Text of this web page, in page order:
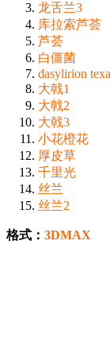
龙舌兰3
库拉索芦荟
芦荟
白僵菌
dasylirion
大戟1
大戟2
大戟3
小花橙花
厚皮草
千里光
丝兰
丝兰2
格式： 3DMAX